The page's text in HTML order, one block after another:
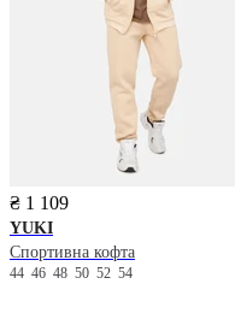
₴ 1 109
YUKI
Спортивна кофта
44 46 48 50 52 54